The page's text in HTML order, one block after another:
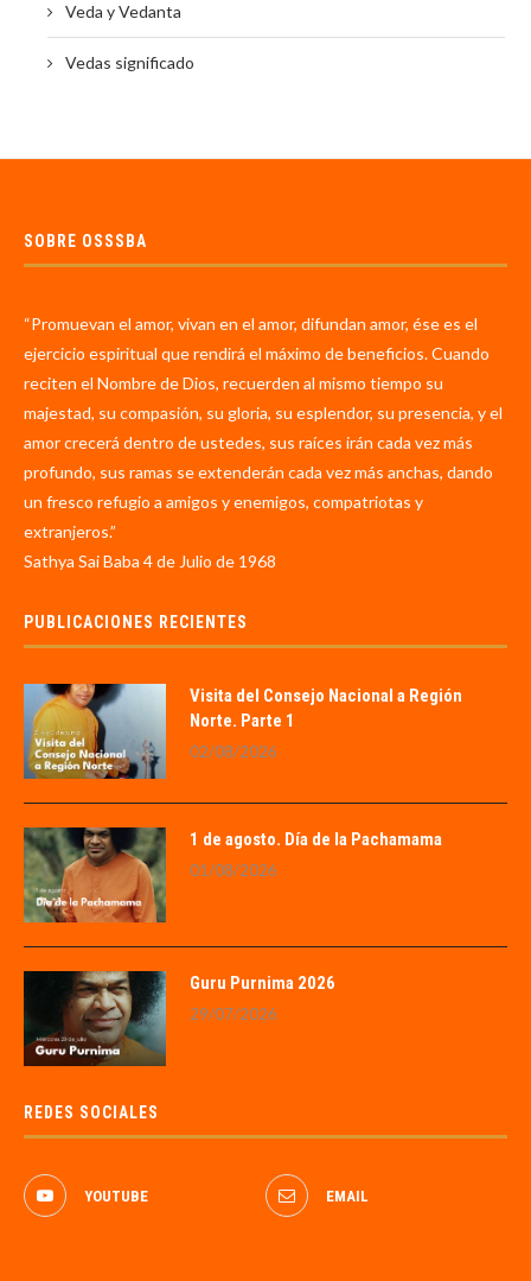
Veda y Vedanta
Vedas significado
SOBRE OSSSBA
“Promuevan el amor, vivan en el amor, difundan amor, ése es el
ejercicio espiritual que rendirá el máximo de beneficios. Cuando
reciten el Nombre de Dios, recuerden al mismo tiempo su
majestad, su compasión, su gloria, su esplendor, su presencia, y el
amor crecerá dentro de ustedes, sus raíces irán cada vez más
profundo, sus ramas se extenderán cada vez más anchas, dando
un fresco refugio a amigos y enemigos, compatriotas y
extranjeros.”
Sathya Sai Baba 4 de Julio de 1968
PUBLICACIONES RECIENTES
Visita del Consejo Nacional a Región
Norte. Parte 1
02/08/2026
1 de agosto. Día de la Pachamama
01/08/2026
Guru Purnima 2026
29/07/2026
REDES SOCIALES
YOUTUBE EMAIL